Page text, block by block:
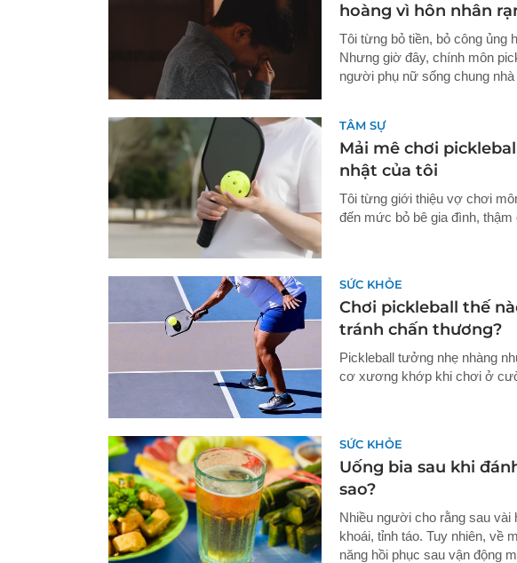
hoàng vì hôn nhân
Tôi từng bỏ tiền, bỏ công ủng
Nhưng giờ đây, chính môn
người phụ nữ sống chung
TÂM SỰ
Mải mê chơi
nhật của tôi
Tôi từng giới thiệu vợ chơi
đến mức bỏ bê gia đình,
SỨC KHỎE
Chơi pickleball thế
tránh chấn thương?
Pickleball tưởng nhẹ nhàng
cơ xương khớp khi chơi ở
SỨC KHỎE
Uống bia sau khi
sao?
Nhiều người cho rằng sau vài
khoái, tỉnh táo. Tuy nhiên, về
năng hồi phục sau vận động